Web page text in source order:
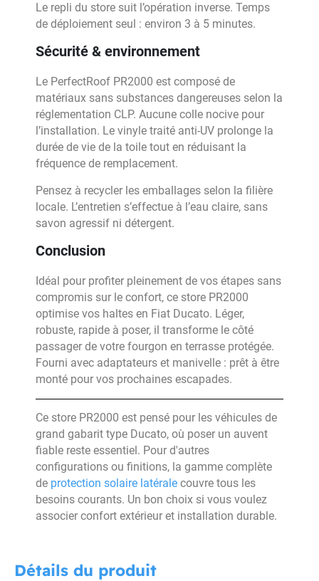
Le repli du store suit l’opération inverse. Temps
de déploiement seul : environ 3 à 5 minutes.
Sécurité & environnement
Le PerfectRoof PR2000 est composé de
matériaux sans substances dangereuses selon la
réglementation CLP. Aucune colle nocive pour
l’installation. Le vinyle traité anti-UV prolonge la
durée de vie de la toile tout en réduisant la
fréquence de remplacement.
Pensez à recycler les emballages selon la filière
locale. L’entretien s’effectue à l’eau claire, sans
savon agressif ni détergent.
Conclusion
Idéal pour profiter pleinement de vos étapes sans
compromis sur le confort, ce store PR2000
optimise vos haltes en Fiat Ducato. Léger,
robuste, rapide à poser, il transforme le côté
passager de votre fourgon en terrasse protégée.
Fourni avec adaptateurs et manivelle : prêt à être
monté pour vos prochaines escapades.
Ce store PR2000 est pensé pour les véhicules de
grand gabarit type Ducato, où poser un auvent
fiable reste essentiel. Pour d'autres
configurations ou finitions, la gamme complète
de protection solaire latérale couvre tous les
besoins courants. Un bon choix si vous voulez
associer confort extérieur et installation durable.
Détails du produit